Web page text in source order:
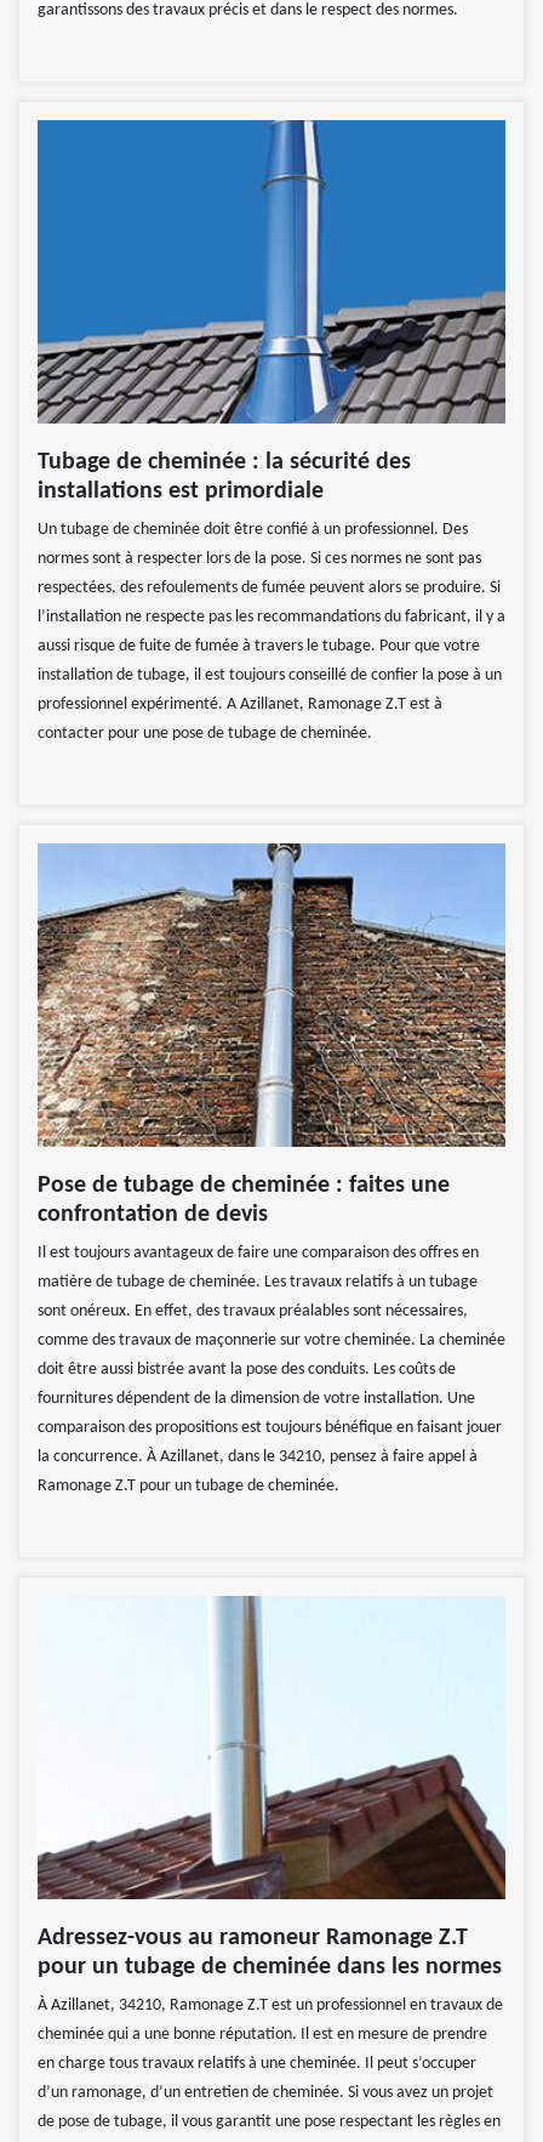
garantissons des travaux précis et dans le respect des normes.
Tubage de cheminée : la sécurité des
installations est primordiale
Un tubage de cheminée doit être confié à un professionnel. Des
normes sont à respecter lors de la pose. Si ces normes ne sont pas
respectées, des refoulements de fumée peuvent alors se produire. Si
l’installation ne respecte pas les recommandations du fabricant, il y a
aussi risque de fuite de fumée à travers le tubage. Pour que votre
installation de tubage, il est toujours conseillé de confier la pose à un
professionnel expérimenté. A Azillanet, Ramonage Z.T est à
contacter pour une pose de tubage de cheminée.
Pose de tubage de cheminée : faites une
confrontation de devis
Il est toujours avantageux de faire une comparaison des offres en
matière de tubage de cheminée. Les travaux relatifs à un tubage
sont onéreux. En effet, des travaux préalables sont nécessaires,
comme des travaux de maçonnerie sur votre cheminée. La cheminée
doit être aussi bistrée avant la pose des conduits. Les coûts de
fournitures dépendent de la dimension de votre installation. Une
comparaison des propositions est toujours bénéfique en faisant jouer
la concurrence. À Azillanet, dans le 34210, pensez à faire appel à
Ramonage Z.T pour un tubage de cheminée.
Adressez-vous au ramoneur Ramonage Z.T
pour un tubage de cheminée dans les normes
À Azillanet, 34210, Ramonage Z.T est un professionnel en travaux de
cheminée qui a une bonne réputation. Il est en mesure de prendre
en charge tous travaux relatifs à une cheminée. Il peut s’occuper
d’un ramonage, d’un entretien de cheminée. Si vous avez un projet
de pose de tubage, il vous garantit une pose respectant les règles en